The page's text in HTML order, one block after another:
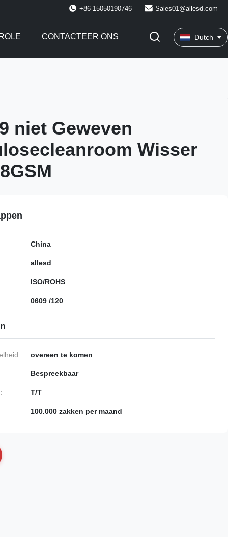
+86-15050190746 Sales01@allesd.com
CONTACTEER ONS Dutch
niet Geweven
Wisser
China
allesd
ISO/ROHS
0609 /120
overeen te komen
Bespreekbaar
T/T
100.000 zakken per maand